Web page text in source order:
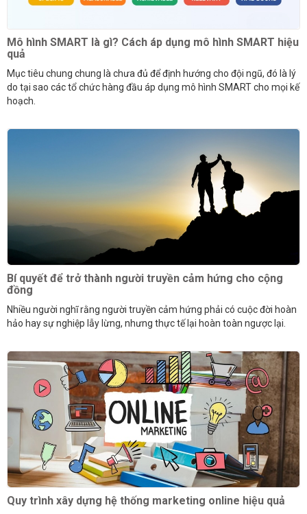
Mô hình SMART là gì? Cách áp dụng mô hình SMART hiệu
quả
Mục tiêu chung chung là chưa đủ để định hướng cho đội ngũ, đó là lý
do tại sao các tổ chức hàng đầu áp dụng mô hình SMART cho mọi kế
hoạch.
Bí quyết để trở thành người truyền cảm hứng cho cộng
đồng
Nhiều người nghĩ rằng người truyền cảm hứng phải có cuộc đời hoàn
hảo hay sự nghiệp lẫy lừng, nhưng thực tế lại hoàn toàn ngược lại.
Quy trình xây dựng hệ thống marketing online hiệu quả